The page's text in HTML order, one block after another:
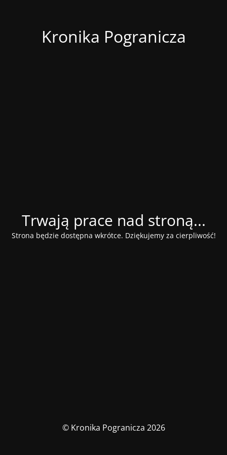
Kronika Pogranicza
Trwają prace nad stroną...
Strona będzie dostępna wkrótce. Dziękujemy za cierpliwość!
© Kronika Pogranicza 2026